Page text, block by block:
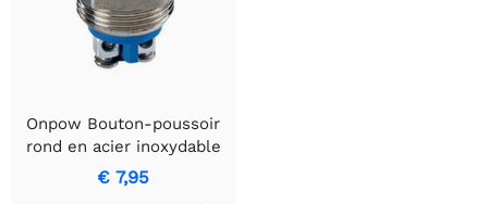
Onpow Bouton-poussoir
rond en acier inoxydable
avec interrupteur 1NO
SPST
€ 7,95